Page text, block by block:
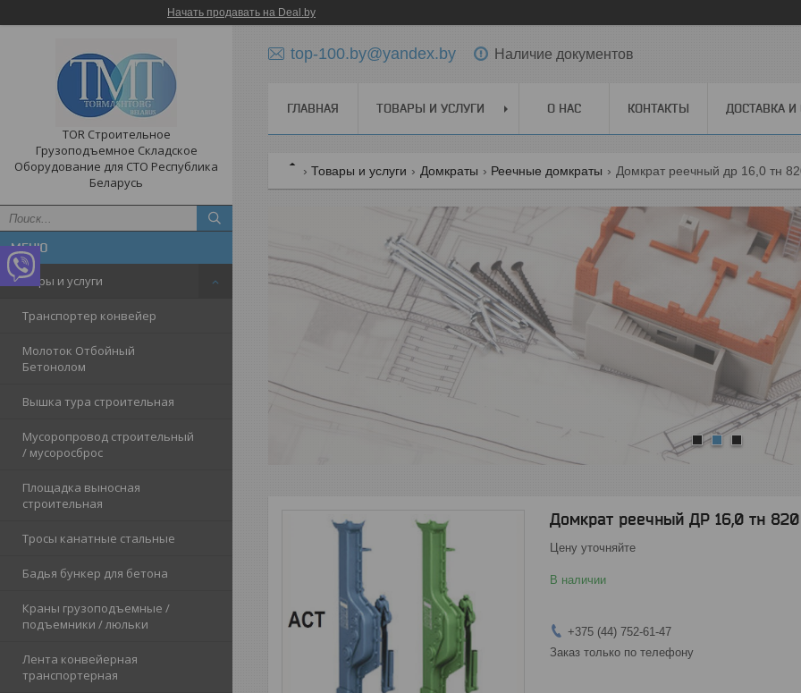
Начать продавать на Deal.by
TOR Строительное
Грузоподъемное Складское
Оборудование для СТО Республика
Беларусь
Товары и услуги
Транспортер конвейер
Молоток Отбойный
Бетонолом
Вышка тура строительная
Мусоропровод строительный
/ мусоросброс
Площадка выносная
строительная
Тросы канатные стальные
Бадья бункер для бетона
Краны грузоподъемные /
подъемники / люльки
Лента конвейерная
транспортерная
top-100.by@yandex.by Наличие документов
ГЛАВНАЯ ТОВАРЫ И УСЛУГИ О НАС КОНТАКТЫ ДОСТАВКА И
Товары и услуги Домкраты Реечные домкраты Домкрат реечный др 16,0 тн
Домкрат реечный ДР 16,0 тн
Цену уточняйте
В наличии
+375 (44) 752-61-47
Заказ только по телефону